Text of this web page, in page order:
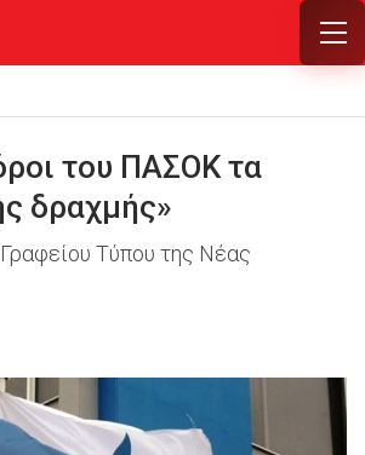
του ΠΑΣΟΚ τα
δραχμής»
Τύπου της Νέας